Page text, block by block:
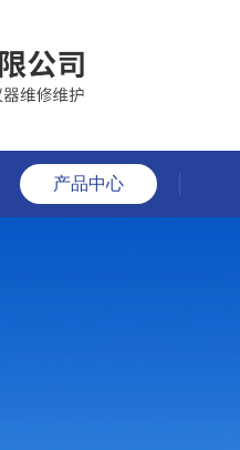
产品中心